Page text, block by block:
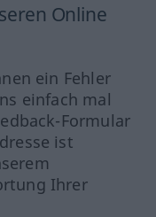
Online
ein Fehler
einfach mal
Formular
ist
Ihrer